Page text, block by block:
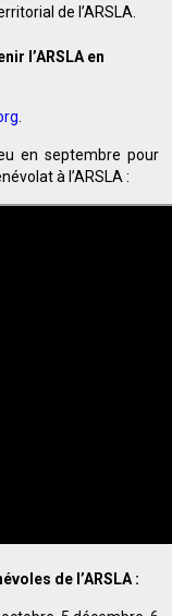
de l’ARSLA.
l’ARSLA en
.
en septembre pour
à l’ARSLA :
de l’ARSLA :